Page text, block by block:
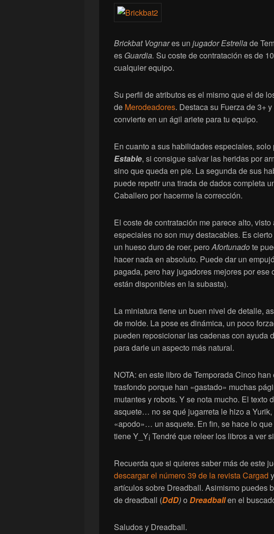
Brickbat Vognares un jugador Estrellade
es Guardia. Su coste de contratación es de
cualquier equipo.
Su perfil de atributos es el mismo que el de
de Merodeadores. Destaca su Fuerza de 3+
convierte en un ágil ariete para tu equipo.
En cuanto a sus habilidades especiales,
Estable, si consigue salvar las heridas por
sino que queda en pie. La segunda de sus
puede repetir una tirada de dados completa
Caballero por hacerme la corrección.
El coste de contratación me parece alto,
especiales no son muy destacables. Es
un hueso duro de roer, peroAfortunadote
hacer nada en absoluto. Puede dar un
pagada, pero hay jugadores mejores por ese
están disponibles en la subasta).
La miniatura tiene un buen nivel de detalle,
de molde. La pose es dinámica, un poco
pueden reposicionar las cadenas con ayuda
para darle un aspecto más natural.
NOTA: en este libro de Temporada Cinco
trasfondo porque han «gastado» muchas
mutantes y robots. Y se nota mucho. El texto
asquete… no se qué jugarreta le hizo a
«apodo»… un asquete. En fin, se hace lo
tiene Y_Y¡ Tendré que releer los libros a ver
Recuerda que si quieres saber más de este
descargar el número 39 de la revista Cargad
artículos sobre Dreadball. Asimismo puedes
de dreadball (DdD)o Dreadballen el
Saludos y Dreadball.